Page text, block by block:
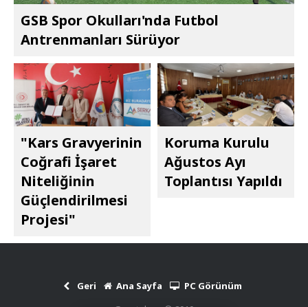
GSB Spor Okulları'nda Futbol
Antrenmanları Sürüyor
"Kars Gravyerinin
Coğrafi İşaret
Niteliğinin
Güçlendirilmesi
Projesi"
Koruma Kurulu
Ağustos Ayı
Toplantısı Yapıldı
Geri Ana Sayfa
PC Görünüm